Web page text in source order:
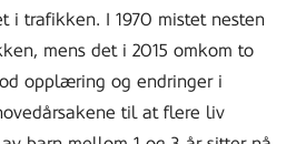
i trafikken. I 1970 mistet nesten
mens det i 2015 omkom to
opplæring og endringer i
til at flere liv